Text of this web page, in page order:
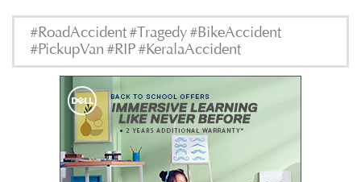
#RoadAccident #Tragedy #BikeAccident
#PickupVan #RIP #KeralaAccident